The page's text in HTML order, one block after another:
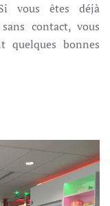
vous êtes déjà
contact, vous
quelques bonnes